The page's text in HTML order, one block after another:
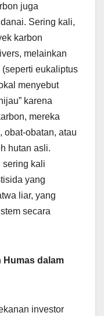
juga
Sering kali,
karbon
melainkan
eukaliptus
menyebut
karena
mereka
obat-obatan, atau
hutan asli.
sering kali
yang
liar, yang
secara
Humas dalam
investor